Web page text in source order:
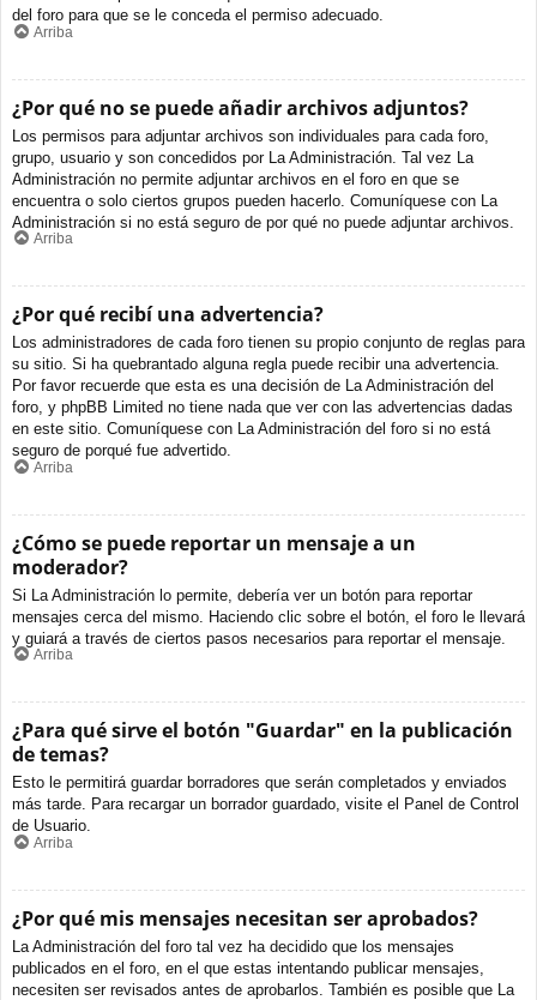
del foro para que se le conceda el permiso adecuado.
Arriba
¿Por qué no se puede añadir archivos adjuntos?
Los permisos para adjuntar archivos son individuales para cada foro,
grupo, usuario y son concedidos por La Administración. Tal vez La
Administración no permite adjuntar archivos en el foro en que se
encuentra o solo ciertos grupos pueden hacerlo. Comuníquese con La
Administración si no está seguro de por qué no puede adjuntar archivos.
Arriba
¿Por qué recibí una advertencia?
Los administradores de cada foro tienen su propio conjunto de reglas para
su sitio. Si ha quebrantado alguna regla puede recibir una advertencia.
Por favor recuerde que esta es una decisión de La Administración del
foro, y phpBB Limited no tiene nada que ver con las advertencias dadas
en este sitio. Comuníquese con La Administración del foro si no está
seguro de porqué fue advertido.
Arriba
¿Cómo se puede reportar un mensaje a un
moderador?
Si La Administración lo permite, debería ver un botón para reportar
mensajes cerca del mismo. Haciendo clic sobre el botón, el foro le llevará
y guiará a través de ciertos pasos necesarios para reportar el mensaje.
Arriba
¿Para qué sirve el botón "Guardar" en la publicación
de temas?
Esto le permitirá guardar borradores que serán completados y enviados
más tarde. Para recargar un borrador guardado, visite el Panel de Control
de Usuario.
Arriba
¿Por qué mis mensajes necesitan ser aprobados?
La Administración del foro tal vez ha decidido que los mensajes
publicados en el foro, en el que estas intentando publicar mensajes,
necesiten ser revisados antes de aprobarlos. También es posible que La